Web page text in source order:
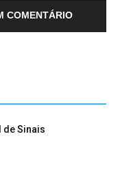
COMENTÁRIO
de Sinais